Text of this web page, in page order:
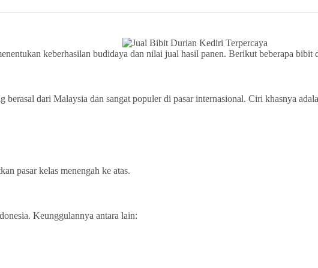
keberhasilan budidaya dan nilai jual hasil panen. Berikut beberapa
dari Malaysia dan sangat populer di pasar internasional. Ciri khasnya
pasar kelas menengah ke atas.
Keunggulannya antara lain: